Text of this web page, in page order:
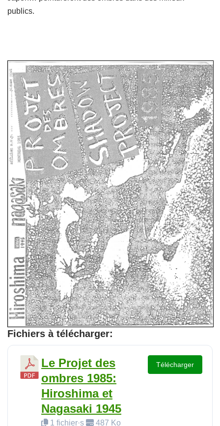
publics.
Fichiers à télécharger:
Le Projet des
ombres 1985:
Hiroshima et
Nagasaki 1945
1 fichier·s 487 Ko
Télécharger